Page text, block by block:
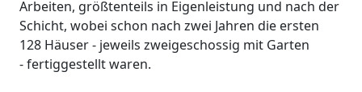
Arbeiten, größtenteils in Eigenleistung und nach der
Schicht, wobei schon nach zwei Jahren die ersten
128 Häuser - jeweils zweigeschossig mit Garten
- fertiggestellt waren.